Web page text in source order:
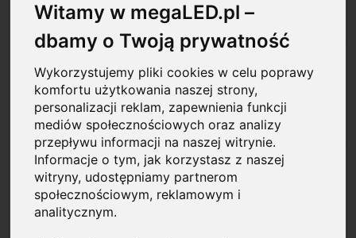
Witamy w megaLED.pl –
dbamy o Twoją prywatność
Wykorzystujemy pliki cookies w celu poprawy
komfortu użytkowania naszej strony,
personalizacji reklam, zapewnienia funkcji
mediów społecznościowych oraz analizy
przepływu informacji na naszej witrynie.
Informacje o tym, jak korzystasz z naszej
witryny, udostępniamy partnerom
społecznościowym, reklamowym i
analitycznym.
koniec